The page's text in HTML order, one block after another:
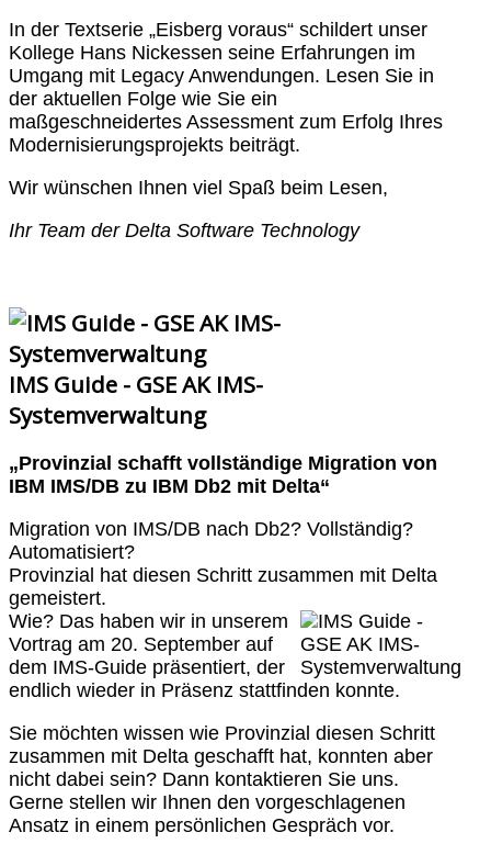
In der Textserie „Eisberg voraus“ schildert unser
Kollege Hans Nickessen seine Erfahrungen im
Umgang mit Legacy Anwendungen. Lesen Sie in
der aktuellen Folge wie Sie ein
maßgeschneidertes Assessment zum Erfolg Ihres
Modernisierungsprojekts beiträgt.
Wir wünschen Ihnen viel Spaß beim Lesen,
Ihr Team der Delta Software Technology
IMS Guide - GSE AK IMS-
Systemverwaltung
„Provinzial schafft vollständige Migration von
IBM IMS/DB zu IBM Db2 mit Delta“
Migration von IMS/DB nach Db2? Vollständig?
Automatisiert?
Provinzial hat diesen Schritt zusammen mit Delta
gemeistert.
Wie? Das haben wir in unserem
Vortrag am 20. September auf
dem IMS-Guide präsentiert, der
endlich wieder in Präsenz stattfinden konnte.
Sie möchten wissen wie Provinzial diesen Schritt
zusammen mit Delta geschafft hat, konnten aber
nicht dabei sein? Dann kontaktieren Sie uns.
Gerne stellen wir Ihnen den vorgeschlagenen
Ansatz in einem persönlichen Gespräch vor.